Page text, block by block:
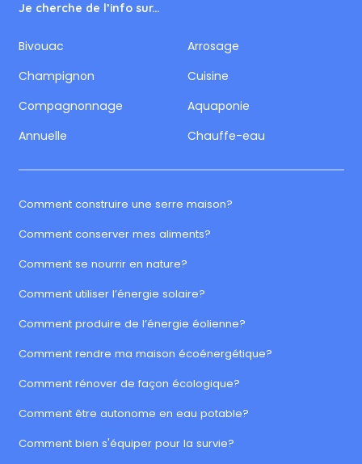
Comment construire une serre maison?
Comment conserver mes aliments?
Comment se nourrir en nature?
Comment utiliser l’énergie solaire?
Comment produire de l’énergie éolienne?
Comment rendre ma maison écoénergétique?
Comment rénover de façon écologique?
Comment être autonome en eau potable?
Comment bien s'équiper pour la survie?
Je cherche de l’info sur...
Bivouac
Arrosage
Champignon
Cuisine
Compagnonnage
Aquaponie
Annuelle
Chauffe-eau